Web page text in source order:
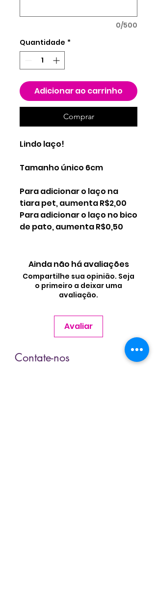
0/500
Quantidade *
Adicionar ao carrinho
Comprar
Lindo laço!
Tamanho único 6cm
Para adicionar o laço na
tiara pet, aumenta R$2,00
Para adicionar o laço no bico
de pato, aumenta R$0,50
Ainda não há avaliações
Compartilhe sua opinião. Seja
o primeiro a deixar uma
avaliação.
Avaliar
Contate-nos